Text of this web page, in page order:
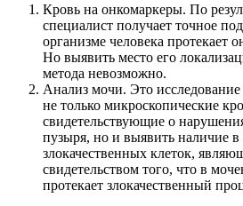
Кровь на онкомаркеры. По
специалист получает точное
организме человека протекает
Но выявить место его
метода невозможно.
Анализ мочи. Это
не только микроскопические
свидетельствующие о
пузыря, но и выявить наличие в
злокачественных клеток,
свидетельством того, что в
протекает злокачественный